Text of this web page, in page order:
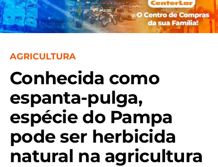
AGRICULTURA
Conhecida como
espanta-pulga,
espécie do Pampa
pode ser herbicida
natural na agricultura